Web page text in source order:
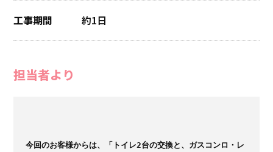
工事期間 約1日
担当者より
今回のお客様からは、「トイレ2台の交換と、ガスコンロ・レ